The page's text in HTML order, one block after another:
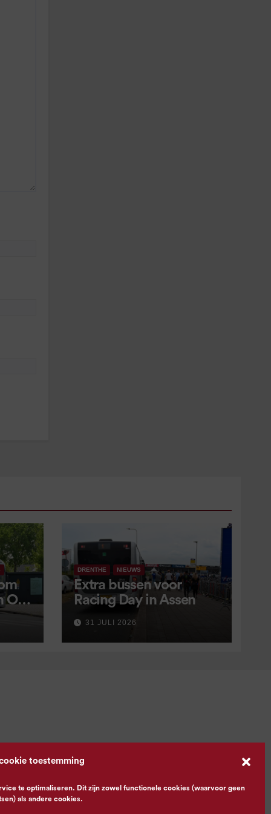
toestemming
te optimaliseren. Dit zijn zowel functionele cookies (waarvoor geen
als andere cookies.
OV
9
DRENTHE NIEUWS
Extra bussen voor
Racing Day in Assen
31 JULI 2026